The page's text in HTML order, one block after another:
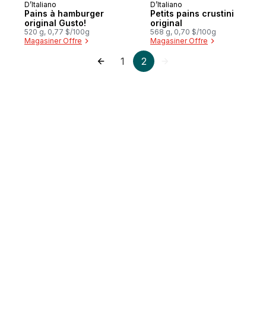
Préparé au Canada
D’Italiano
Pains à hamburger
original Gusto!
520 g, 0,77 $/100g
Magasiner Offre
Préparé au Canada
D’Italiano
Petits pains crustini
original
568 g, 0,70 $/100g
Magasiner Offre
1 2